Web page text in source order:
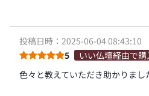
投稿日時：2025-06-04 08:43:10
5
いい仏壇経由で購
色々と教えていただき助かりまし